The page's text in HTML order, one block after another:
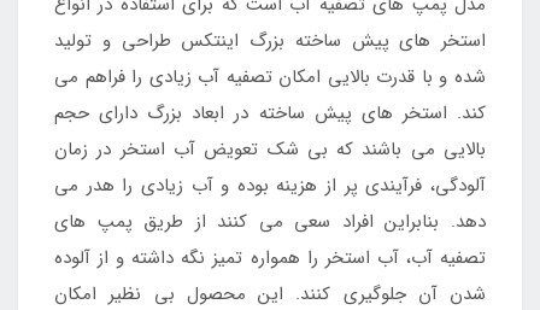
استخر های پیش ساخته بزرگ اینتکس طراحی و تولید
شده و با قدرت بالایی امکان تصفیه آب زیادی را فراهم می
کند. استخر های پیش ساخته در ابعاد بزرگ دارای حجم
بالایی می باشند که بی شک تعویض آب استخر در زمان
آلودگی، فرآیندی پر از هزینه بوده و آب زیادی را هدر می
دهد. بنابراین افراد سعی می کنند از طریق پمپ های
تصفیه آب، آب استخر را همواره تمیز نگه داشته و از آلوده
شدن آن جلوگیری کنند. این محصول بی نظیر امکان